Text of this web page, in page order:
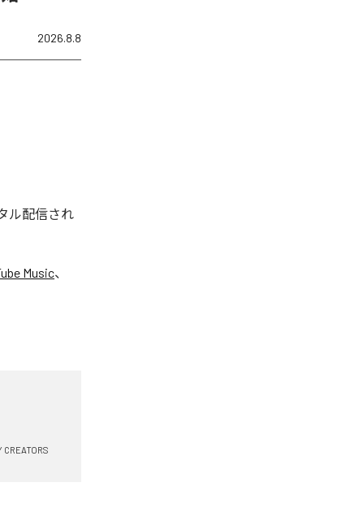
2026.8.8
ル配信され
Music、
CREATORS